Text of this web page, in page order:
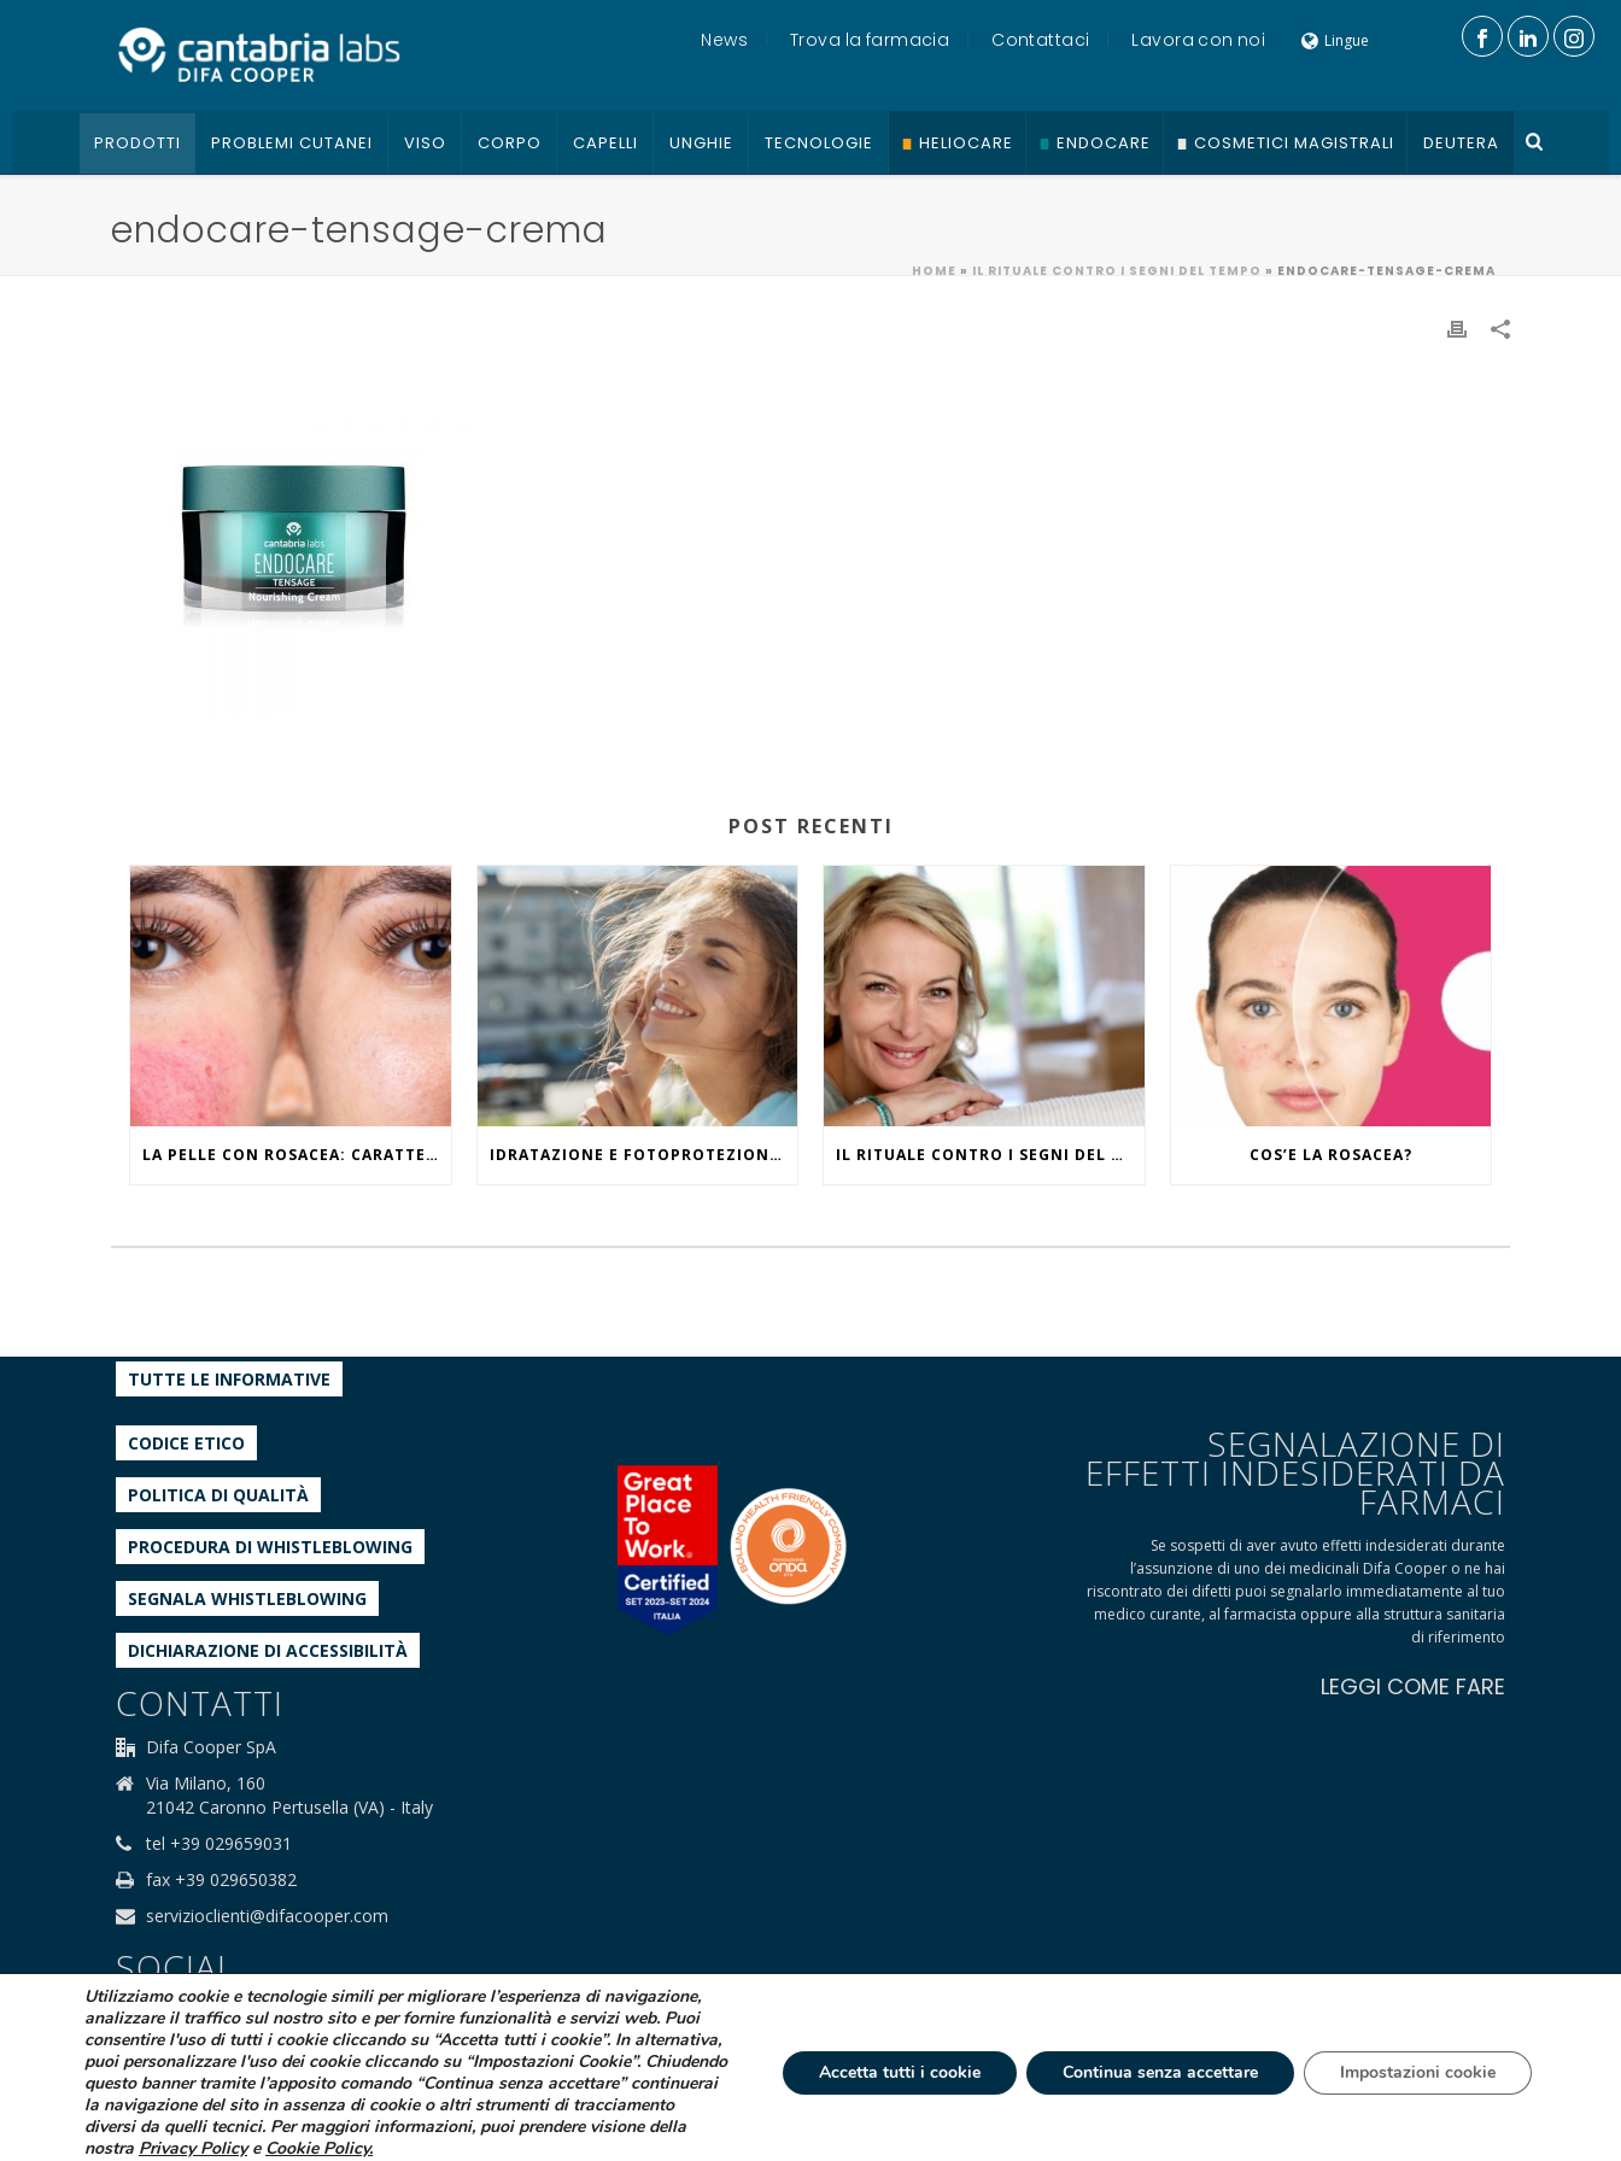
News Trova la farmacia Contattaci Lavora con noi Lingue
PRODOTTI PROBLEMI CUTANEI VISO CORPO CAPELLI UNGHIE TECNOLOGIE HELIOCARE ENDOCARE COSMETICI MAGISTRALI DEUTERA
endocare-tensage-crema
HOME » IL RITUALE CONTRO I SEGNI DEL TEMPO » ENDOCARE-TENSAGE-CREMA
POST RECENTI
LA PELLE CON ROSACEA: CARATTERISTICHE ED EFFETTI DEL CALDO IDRATAZIONE E FOTOPROTEZIONE, WHAT ELSE? IL RITUALE CONTRO I SEGNI DEL TEMPO COS’E LA ROSACEA?
TUTTE LE INFORMATIVE
CODICE ETICO
POLITICA DI QUALITÀ
PROCEDURA DI WHISTLEBLOWING
SEGNALA WHISTLEBLOWING
DICHIARAZIONE DI ACCESSIBILITÀ
CONTATTI
Difa Cooper SpA
Via Milano, 160
21042 Caronno Pertusella (VA) - Italy
tel +39 029659031
fax +39 029650382
servizioclienti@difacooper.com
SOCIAL
SEGNALAZIONE DI
EFFETTI INDESIDERATI DA
FARMACI
Se sospetti di aver avuto effetti indesiderati durante
l’assunzione di uno dei medicinali Difa Cooper o ne hai
riscontrato dei difetti puoi segnalarlo immediatamente al tuo
medico curante, al farmacista oppure alla struttura sanitaria
di riferimento
LEGGI COME FARE
© 2025 Difa Cooper SpA - Capitale Sociale € 750.000 i.v. Socio Unico | R.E.A. (VA) 129020 - C.F. P. IVA e Reg. Impr. (VA) - IT 00334560125 Estero Mecc. (VA) 018393
Società soggetta ad attività di direzione e coordinamento di Industrial Farmacéutical Cantabria S.A. España
Utilizziamo cookie e tecnologie simili per migliorare l’esperienza di navigazione,
analizzare il traffico sul nostro sito e per fornire funzionalità e servizi web. Puoi
consentire l'uso di tutti i cookie cliccando su “Accetta tutti i cookie”. In alternativa,
puoi personalizzare l'uso dei cookie cliccando su “Impostazioni Cookie”. Chiudendo
questo banner tramite l’apposito comando “Continua senza accettare” continuerai
la navigazione del sito in assenza di cookie o altri strumenti di tracciamento
diversi da quelli tecnici. Per maggiori informazioni, puoi prendere visione della
nostra Privacy Policye Cookie Policy.
Accetta tutti i cookie Continua senza accettare Impostazioni cookie